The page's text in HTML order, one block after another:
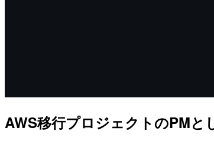
AWS移行プロジェクトのPMと